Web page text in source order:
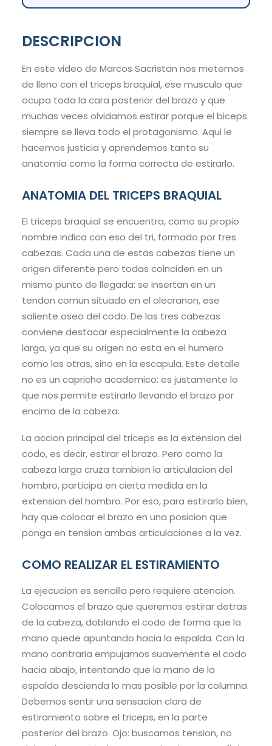
DESCRIPCION
En este video de Marcos Sacristan nos metemos
de lleno con el triceps braquial, ese musculo que
ocupa toda la cara posterior del brazo y que
muchas veces olvidamos estirar porque el biceps
siempre se lleva todo el protagonismo. Aqui le
hacemos justicia y aprendemos tanto su
anatomia como la forma correcta de estirarlo.
ANATOMIA DEL TRICEPS BRAQUIAL
El triceps braquial se encuentra, como su propio
nombre indica con eso del tri, formado por tres
cabezas. Cada una de estas cabezas tiene un
origen diferente pero todas coinciden en un
mismo punto de llegada: se insertan en un
tendon comun situado en el olecranon, ese
saliente oseo del codo. De las tres cabezas
conviene destacar especialmente la cabeza
larga, ya que su origen no esta en el humero
como las otras, sino en la escapula. Este detalle
no es un capricho academico: es justamente lo
que nos permite estirarlo llevando el brazo por
encima de la cabeza.
La accion principal del triceps es la extension del
codo, es decir, estirar el brazo. Pero como la
cabeza larga cruza tambien la articulacion del
hombro, participa en cierta medida en la
extension del hombro. Por eso, para estirarlo bien,
hay que colocar el brazo en una posicion que
ponga en tension ambas articulaciones a la vez.
COMO REALIZAR EL ESTIRAMIENTO
La ejecucion es sencilla pero requiere atencion.
Colocamos el brazo que queremos estirar detras
de la cabeza, doblando el codo de forma que la
mano quede apuntando hacia la espalda. Con la
mano contraria empujamos suavemente el codo
hacia abajo, intentando que la mano de la
espalda descienda lo mas posible por la columna.
Debemos sentir una sensacion clara de
estiramiento sobre el triceps, en la parte
posterior del brazo. Ojo: buscamos tension, no